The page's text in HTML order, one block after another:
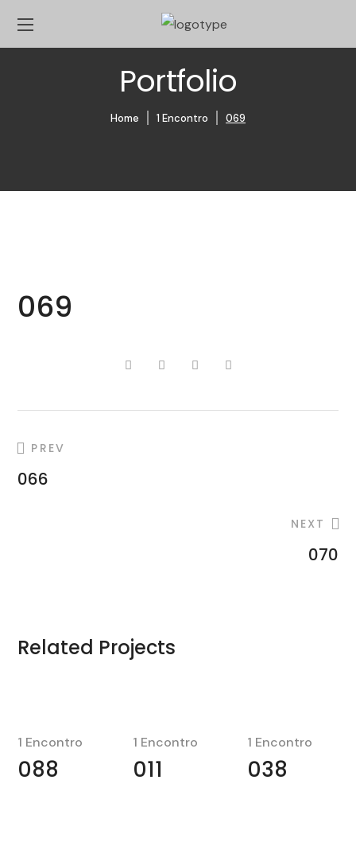
Portfolio
Home 1 Encontro 069
069
PREV
066
NEXT
070
Related Projects
1 Encontro
088
1 Encontro
011
1 Encontro
038